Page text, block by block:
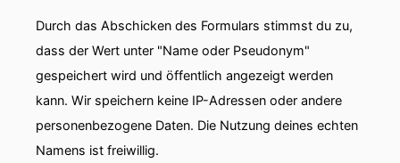
Durch das Abschicken des Formulars stimmst du zu,
dass der Wert unter "Name oder Pseudonym"
gespeichert wird und öffentlich angezeigt werden
kann. Wir speichern keine IP-Adressen oder andere
personenbezogene Daten. Die Nutzung deines echten
Namens ist freiwillig.